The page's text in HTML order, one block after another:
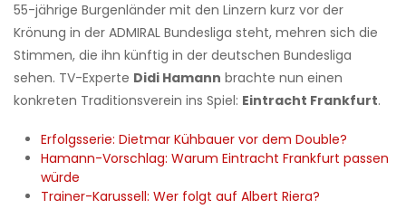
55-jährige Burgenländer mit den Linzern kurz vor der
Krönung in der ADMIRAL Bundesliga steht, mehren sich die
Stimmen, die ihn künftig in der deutschen Bundesliga
sehen. TV-Experte Didi Hamann brachte nun einen
konkreten Traditionsverein ins Spiel: Eintracht Frankfurt.
Erfolgsserie: Dietmar Kühbauer vor dem Double?
Hamann-Vorschlag: Warum Eintracht Frankfurt passen
würde
Trainer-Karussell: Wer folgt auf Albert Riera?